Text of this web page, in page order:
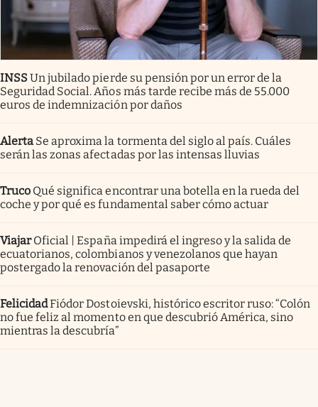
INSSUn jubilado pierde su pensión por un error de la
Seguridad Social. Años más tarde recibe más de 55.000
euros de indemnización por daños
Alerta Se aproxima la tormenta del siglo al país. Cuáles
serán las zonas afectadas por las intensas lluvias
Truco Qué significa encontrar una botella en la rueda del
coche y por qué es fundamental saber cómo actuar
Viajar Oficial | España impedirá el ingreso y la salida de
ecuatorianos, colombianos y venezolanos que hayan
postergado la renovación del pasaporte
FelicidadFiódor Dostoievski, histórico escritor ruso: “Colón
no fue feliz al momento en que descubrió América, sino
mientras la descubría”